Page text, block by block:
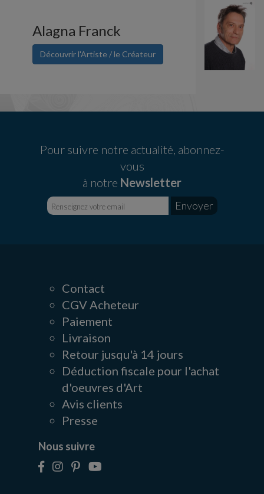
Alagna Franck
Découvrir l'Artiste / le Créateur
Pour suivre notre actualité, abonnez-
vous
à notre Newsletter
Contact
CGV Acheteur
Paiement
Livraison
Retour jusqu'à 14 jours
Déduction fiscale pour l'achat
d'oeuvres d'Art
Avis clients
Presse
Nous suivre